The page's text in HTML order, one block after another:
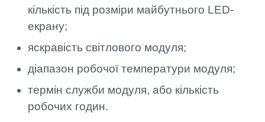
кількість під розміри майбутнього LED-
екрану;
яскравість світлового модуля;
діапазон робочої температури модуля;
термін служби модуля, або кількість
робочих годин.